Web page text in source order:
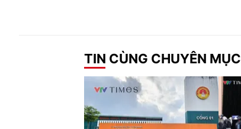
TIN CÙNG CHUYÊN MỤC